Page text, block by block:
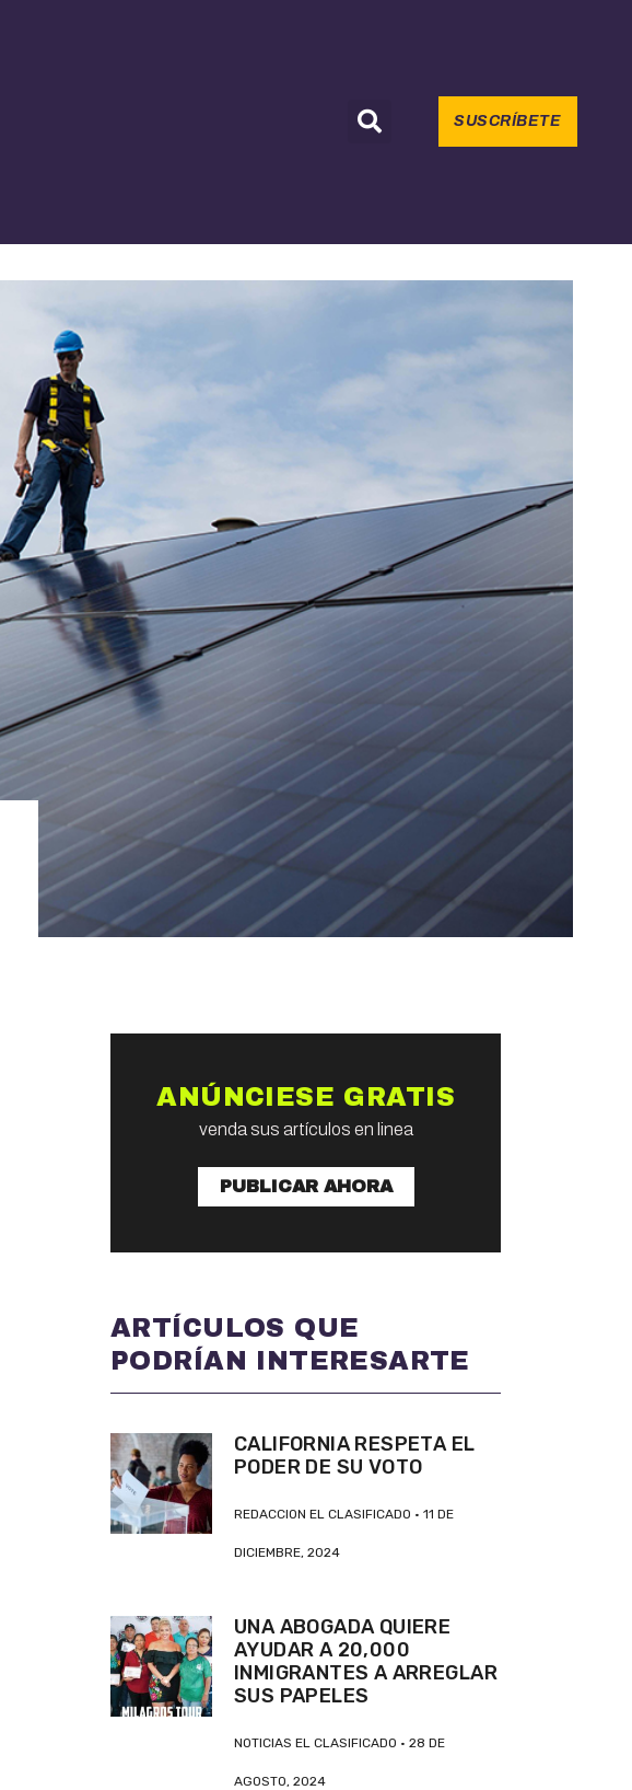
SUSCRÍBETE
ANÚNCIESE GRATIS
venda sus artículos en linea
PUBLICAR AHORA
ARTÍCULOS QUE
PODRÍAN INTERESARTE
CALIFORNIA RESPETA EL
PODER DE SU VOTO
REDACCION EL CLASIFICADO 11 DE
DICIEMBRE, 2024
UNA ABOGADA QUIERE
AYUDAR A 20,000
INMIGRANTES A ARREGLAR
SUS PAPELES
NOTICIAS EL CLASIFICADO 28 DE
AGOSTO, 2024